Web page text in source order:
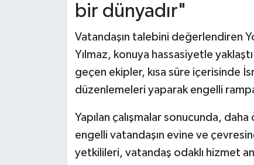
bir dünyadır"
Vatandaşın talebini değerlendiren
Yılmaz, konuya hassasiyetle
geçen ekipler, kısa süre içerisinde
düzenlemeleri yaparak engelli
Yapılan çalışmalar sonucunda,
engelli vatandaşın evine ve
yetkilileri, vatandaş odaklı hizmet